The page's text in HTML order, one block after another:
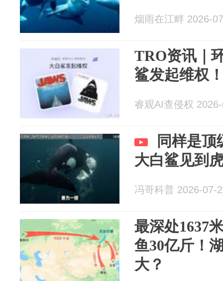
烟雨在江畔 2026-
TRO资讯｜
鲨发起维权
睿观AI查侵权
同样是顶
大白鲨见到
冯哥科普 2026-07-
最深处1637
鱼30亿斤！
大？